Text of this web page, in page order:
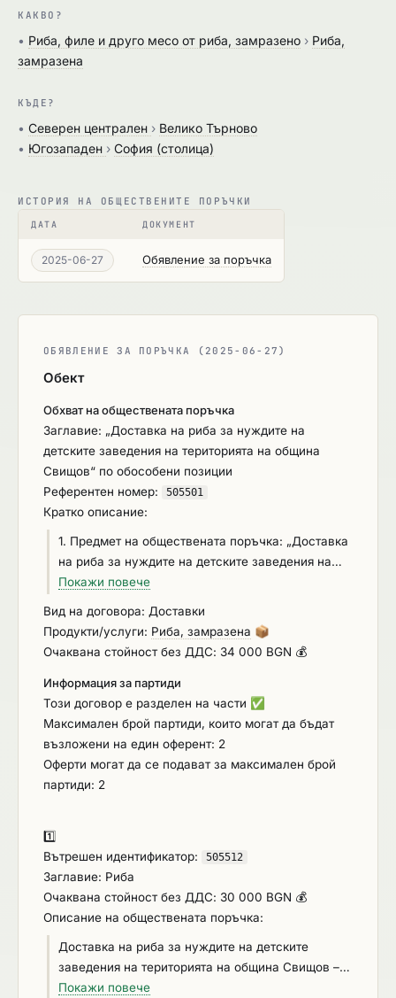
КАКВО?
• Риба, филе и друго месо от риба, замразено › Риба,
замразена
КЪДЕ?
• Северен централен › Велико Търново
• Югозападен › София (столица)
ИСТОРИЯ НА ОБЩЕСТВЕНИТЕ ПОРЪЧКИ
ДАТА ДОКУМЕНТ
2025-06-27 Обявление за поръчка
ОБЯВЛЕНИЕ ЗА ПОРЪЧКА (2025-06-27)
Обект
Обхват на обществената поръчка
Заглавие: „Доставка на риба за нуждите на
детските заведения на територията на община
Свищов“ по обособени позиции
Референтен номер:
505501
Кратко описание:
1. Предмет на обществената поръчка: „Доставка
на риба за нуждите на детските заведения на
територията на община Свищов“ със следните
Риба; Обособена позиция №2 – Биологични
хранителни продукти – риба. 2. Описание на
количества за период от 1 година: За Обособена
позиция №1 Доставка на риба – 2 600 кг. За
обособена позиция №2 Доставка на биологични
хранителни продукти – риба - 200 кг. При
доставките за отделните видове хранителни
продукти/стоки трябва да бъдат спазени
датата на производство на съответния продукт и
трябва да бъдат спазени изискванията за
качество, стандартите на съответните
производители и действащите нормативни
актове на Република България и регламентите
на ЕС, регламентиращи производство,
Покажи повече
Вид на договора: Доставки
Продукти/услуги: Риба, замразена 📦
Очаквана стойност без ДДС: 34 000 BGN 💰
Информация за партиди
Този договор е разделен на части ✅
Максимален брой партиди, които могат да бъдат
възложени на един оферент: 2
Оферти могат да се подават за максимален брой
партиди: 2
1️⃣
Вътрешен идентификатор:
505512
Заглавие: Риба
Очаквана стойност без ДДС: 30 000 BGN 💰
Описание на обществената поръчка:
Доставка на риба за нуждите на детските
заведения на територията на община Свищов – 2
600 кг. Доставките ще се извършват по
Покажи повече